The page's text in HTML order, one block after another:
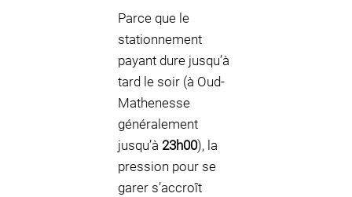
Parce que le
stationnement
payant dure jusqu’à
tard le soir (à Oud-
Mathenesse
généralement
jusqu’à 23h00), la
pression pour se
garer s’accroît